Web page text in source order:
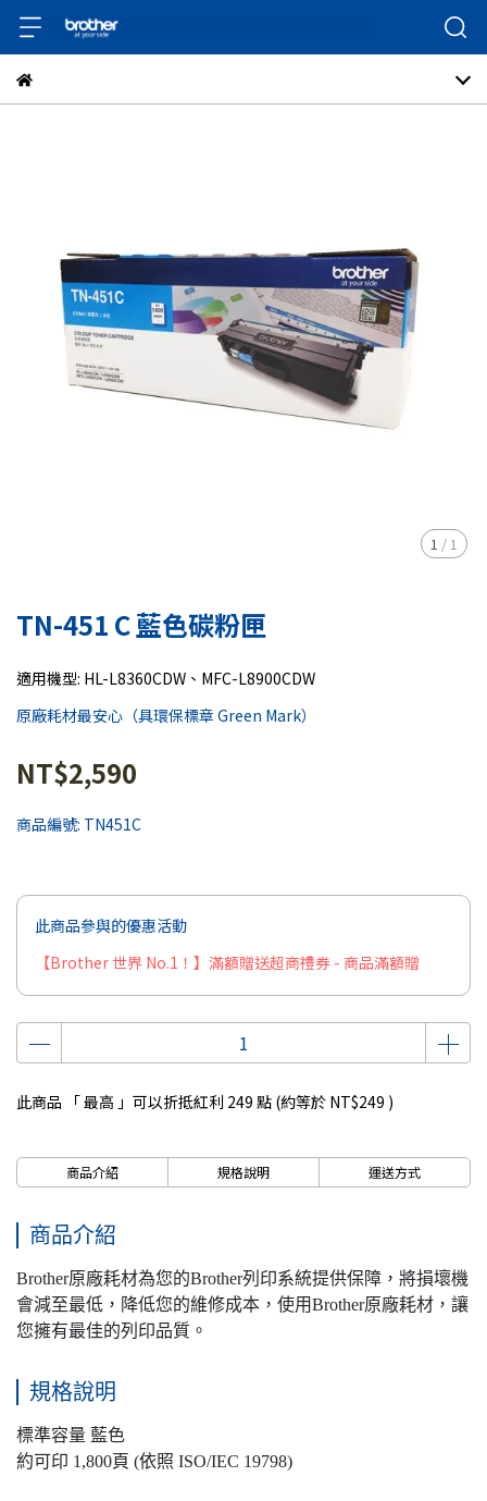
1 / 1
TN-451 C 藍色碳粉匣
適用機型: HL-L8360CDW、MFC-L8900CDW
原廠耗材最安心（具環保標章 Green Mark）
NT$2,590
商品編號: TN451C
此商品參與的優惠活動
【Brother 世界 No.1！】滿額贈送超商禮券 - 商品滿額贈
此商品 「 最高 」可以折抵紅利 249 點 (約等於 NT$249 )
商品介紹 規格說明 運送方式
商品介紹
Brother原廠耗材為您的Brother列印系統提供保障，將損壞機
會減至最低，降低您的維修成本，使用Brother原廠耗材，讓
您擁有最佳的列印品質。
規格說明
標準容量 藍色
約可印 1,800頁 (依照 ISO/IEC 19798)